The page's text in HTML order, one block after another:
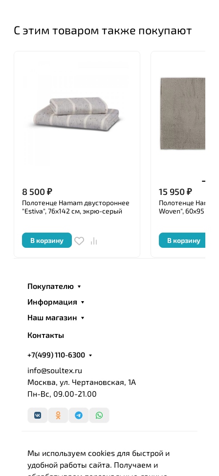
вкусовых предпочтений и уровня дохода
уютным и стильным - постельное белье их хлопка
и бамбука, стильные покрывала и мягкие пледы,
теплые одеяла и удобные подушки, махровые
полотенца, удобные халаты.
Наш интернет-магазин постоянно радует
покупателей новинками. Безупречное качество
крупнейших турецких фабриках, имеющих
высочайшую репутацию и оснащённых
Конечная цель «ARYA HOME» - это комфорт,
настроению, сезону или совместным увлечениям,
а «ARYA HOME» с любовью поможет подобрать вам
лучший текстиль для дома по выгодной цене.
С этим товаром также покупают
8 500₽
Полотенце Hamam двустороннее
"Estiva", 76x142 см, экрю-серый
В корзину
15 950₽
Полотенце
Woven", 60x95 см,
В корзину
Покупателю
Информация
Наш магазин
Контакты
+7(499) 110-6300
info@soultex.ru
Москва, ул. Чертановская, 1А
Пн-Вс, 09.00-21.00
Мы используем cookies для быстрой и
удобной работы сайта. Получаем и